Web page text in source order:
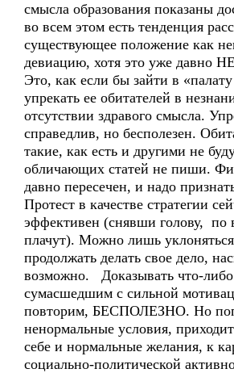
смысла образования показаны
во всем этом есть тенденция
существующее положение как
девиацию, хотя это уже давно
Это, как если бы зайти в
упрекать ее обитателей в
отсутствии здравого смысла.
справедлив, но бесполезен.
такие, как есть и другими не
обличающих статей не пиши.
давно пересечен, и надо
Протест в качестве стратегии
эффективен (снявши голову, по
плачут). Можно лишь
продолжать делать свое дело,
возможно. Доказывать что-либо
сумасшедшим с сильной
повторим, БЕСПОЛЕЗНО. Но
ненормальные условия,
себе и нормальные желания, к
социально-политической